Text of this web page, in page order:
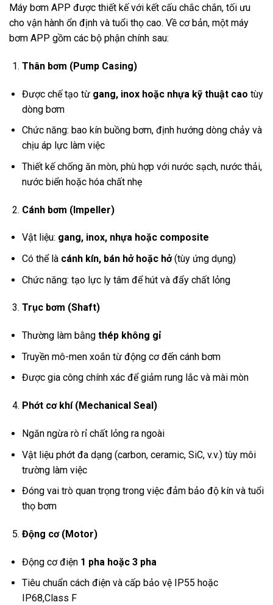
Máy bơm APP được thiết kế với kết cấu chắc chắn, tối ưu
cho vận hành ổn định và tuổi thọ cao. Về cơ bản, một máy
bơm APP gồm các bộ phận chính sau:
Thân bơm (Pump Casing)
Được chế tạo từ gang, inox hoặc nhựa kỹ thuật cao tùy
dòng bơm
Chức năng: bao kín buồng bơm, định hướng dòng chảy và
chịu áp lực làm việc
Thiết kế chống ăn mòn, phù hợp với nước sạch, nước thải,
nước biển hoặc hóa chất nhẹ
Cánh bơm (Impeller)
Vật liệu: gang, inox, nhựa hoặc composite
Có thể là cánh kín, bán hở hoặc hở(tùy ứng dụng)
Chức năng: tạo lực ly tâm để hút và đẩy chất lỏng
Trục bơm (Shaft)
Thường làm bằng thép không gỉ
Truyền mô-men xoắn từ động cơ đến cánh bơm
Được gia công chính xác để giảm rung lắc và mài mòn
Phớt cơ khí (Mechanical Seal)
Ngăn ngừa rò rỉ chất lỏng ra ngoài
Vật liệu phớt đa dạng (carbon, ceramic, SiC, v.v.) tùy môi
trường làm việc
Đóng vai trò quan trọng trong việc đảm bảo độ kín và tuổi
thọ bơm
Động cơ (Motor)
Động cơ điện 1 pha hoặc 3 pha
Tiêu chuẩn cách điện và cấp bảo vệ IP55 hoặc
IP68,Class F